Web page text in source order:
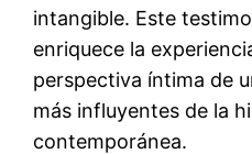
intangible. Este
enriquece la
perspectiva íntima de
más influyentes de la
contemporánea.